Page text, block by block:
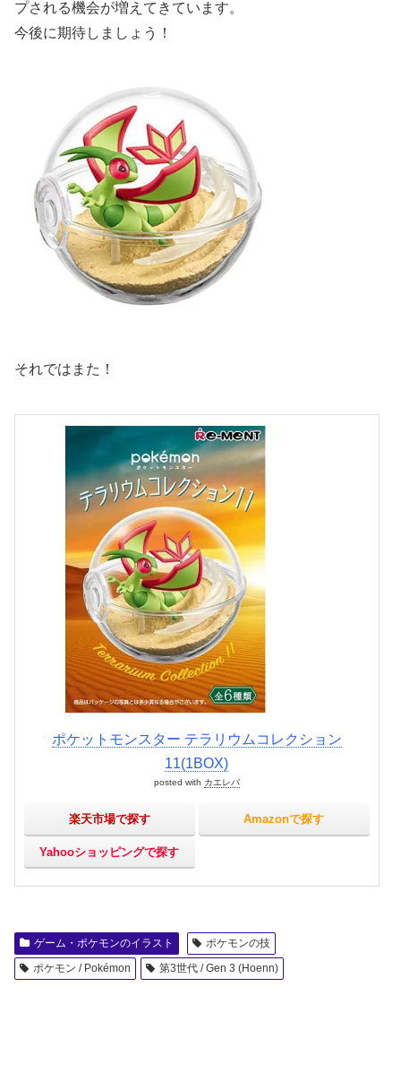
プされる機会が増えてきています。
今後に期待しましょう！
それではまた！
ポケットモンスター テラリウムコレクション
11(1BOX)
posted with カエレバ
楽天市場で探す Amazonで探す
Yahooショッピングで探す
ゲーム・ポケモンのイラスト
ポケモンの技
ポケモン / Pokémon
第3世代 / Gen 3 (Hoenn)